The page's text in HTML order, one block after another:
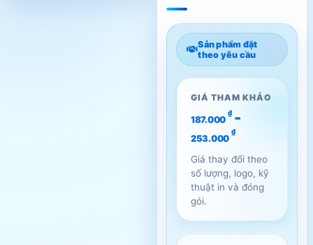
Sản phẩm đặt
theo yêu cầu
GIÁ THAM KHẢO
187.000
₫-
253.000
₫
Giá thay đổi theo
số lượng, logo, kỹ
thuật in và đóng
gói.